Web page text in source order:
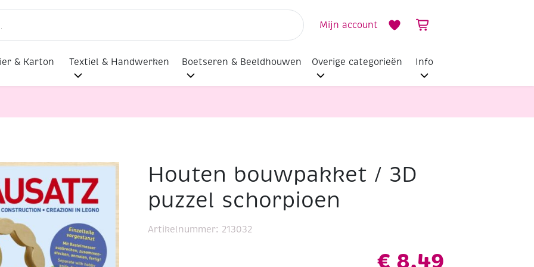
Mijn account
& Karton Textiel & Handwerken Boetseren & Beeldhouwen Overige categorieën Info
bouwpakket / 3D puzzel schorpioenHouten bouwpakket / 3D
puzzel schorpioen
€ 8,49
Artikelnummer: 213032